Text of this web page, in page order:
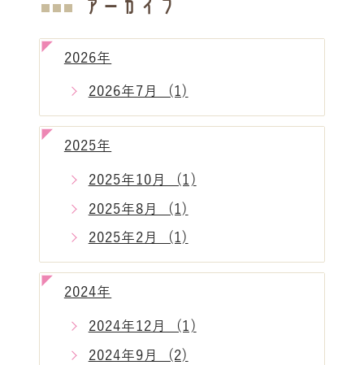
アーカイブ
2026年
2026年7月 (1)
2025年
2025年10月 (1)
2025年8月 (1)
2025年2月 (1)
2024年
2024年12月 (1)
2024年9月 (2)